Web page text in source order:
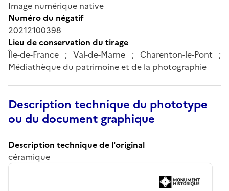
Image numérique native
Numéro du négatif
20212100398
Lieu de conservation du tirage
Île-de-France ; Val-de-Marne ; Charenton-le-Pont ;
Médiathèque du patrimoine et de la photographie
Description technique du phototype
ou du document graphique
Description technique de l'original
céramique